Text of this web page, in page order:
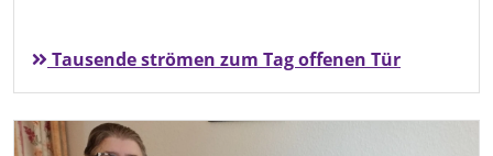
Tausende strömen zum Tag offenen Tür